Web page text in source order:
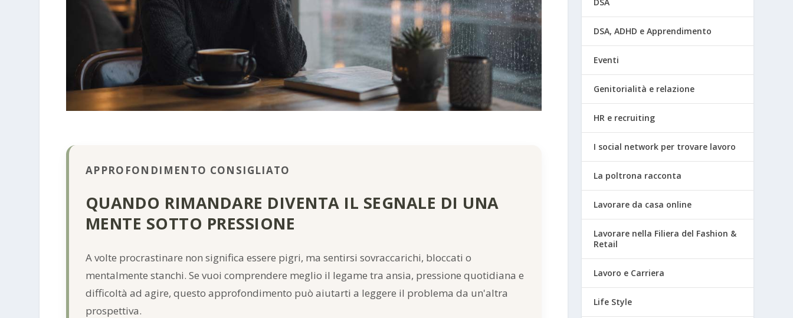
APPROFONDIMENTO CONSIGLIATO
QUANDO RIMANDARE DIVENTA IL SEGNALE DI UNA
MENTE SOTTO PRESSIONE
A volte procrastinare non significa essere pigri, ma sentirsi sovraccarichi, bloccati o
mentalmente stanchi. Se vuoi comprendere meglio il legame tra ansia, pressione quotidiana e
difficoltà ad agire, questo approfondimento può aiutarti a leggere il problema da un'altra
prospettiva.
DSA, ADHD e Apprendimento
Eventi
Genitorialità e relazione
HR e recruiting
I social network per trovare lavoro
La poltrona racconta
Lavorare da casa online
Lavorare nella Filiera del Fashion &
Retail
Lavoro e Carriera
Life Style